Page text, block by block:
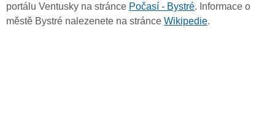
portálu Ventusky na stránce Počasí - Bystré. Informace o
městě Bystré nalezenete na stránce Wikipedie.